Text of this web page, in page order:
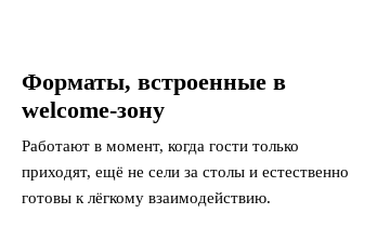
Форматы, встроенные в
welcome-зону
Работают в момент, когда гости только
приходят, ещё не сели за столы и естественно
готовы к лёгкому взаимодействию.